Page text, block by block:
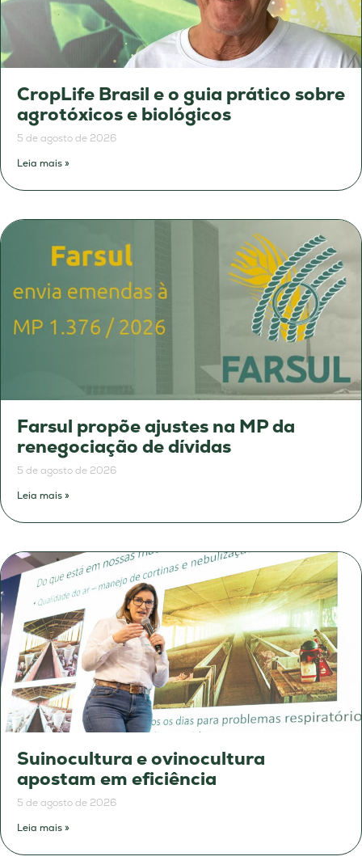
CropLife Brasil e o guia prático sobre
agrotóxicos e biológicos
5 de agosto de 2026
Leia mais »
Farsul propõe ajustes na MP da
renegociação de dívidas
5 de agosto de 2026
Leia mais »
Suinocultura e ovinocultura
apostam em eficiência
5 de agosto de 2026
Leia mais »